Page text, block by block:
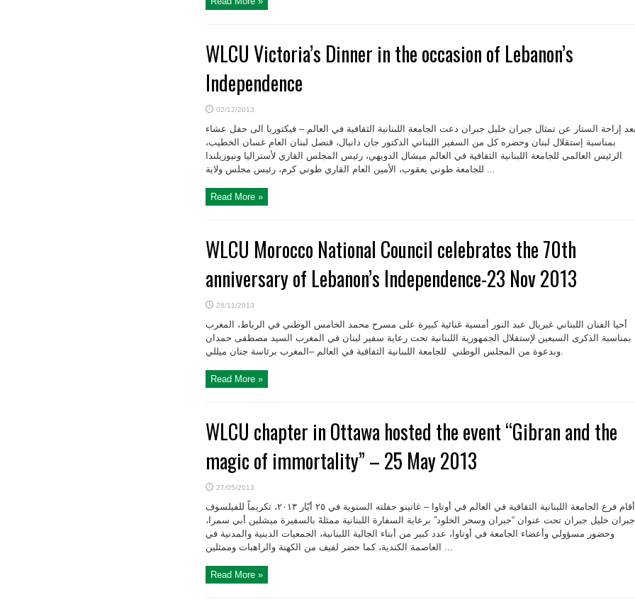
WLCU Victoria’s Dinner in the occasion of Lebanon’s
Independence
02/12/2013
إزاحة الستار عن تمثال جبران خليل جبران دعت الجامعة اللبنانية الثقافية في العالم – فيكتوريا الى حفل عشاء
بمناسبة إستقلال لبنان وحضره كل من السفير اللبناني الدكتور جان دانيال، قنصل لبنان العام غسان الخطيب،
الرئيس العالمي للجامعة اللبنانية الثقافية في العالم ميشال الدويهي، رئيس المجلس القاري لأستراليا ونيوزيلندا
للجامعة طوني يعقوب، الأمين العام القاري طوني كرم، رئيس مجلس ولاية ...
Read More »
WLCU Morocco National Council celebrates the 70th
anniversary of Lebanon’s Independence-23 Nov 2013
28/11/2013
أحيا الفنان اللبناني غبريال عبد النور أمسية غنائية كبيرة على مسرح محمد الخامس الوطني في الرباط، المغرب
بمناسبة الذكرى السبعين لإستقلال الجمهورية اللبنانية تحت رعاية سفير لبنان في المغرب السيد مصطفى حمدان
وبدعوة من المجلس الوطني للجامعة اللبنانية الثفاقية في العالم –المغرب برئاسة جنان ميللي.
Read More »
WLCU chapter in Ottawa hosted the event “Gibran and the
magic of immortality” – 25 May 2013
27/05/2013
أقام فرع الجامعة اللبنانية الثقافية في العالم في أوتاوا – غاتينو حفلته السنوية في ٢٥ أيّار ٢۰۱۳، تكريماً للفيلسوف
جبران خليل جبران تحت عنوان “جبران وسحر الخلود” برعاية السفارة اللبنانية ممثلةَ بالسفيرة ميشلين أبي سمرا،
وحضور مسؤولي وأعضاء الجامعة في أوتاوا، عدد كبير من أبناء الجالية اللبنانية، الجمعيات الدينية والمدنية في
العاصمة الكندية، كما حضر لفيف من الكهنة والراهبات وممثلين ...
Read More »